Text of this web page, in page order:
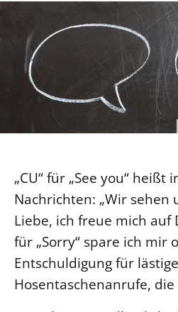
„CU“ für „See you“
Nachrichten: „Wir sehen
Liebe, ich freue mich auf
für „Sorry“ spare ich mir
Entschuldigung für lästige
Hosentaschenanrufe,
Kirche und Finanzen
Personalausschuss
LANDESKIRCHENAMT
Willkommen
Kollegium
Rechnungsprüfungsamt
Fachstelle Sexualisierte
Beschwerdestellen
Kirchenämter
Gleichstellung
Datenschutz
Geschäftsstelle
Evangelische Kirche
Lutherische Kirche
Glaubensbekenntnis
Positionen
Religionen
Gegen Gewalt
KLIMASCHUTZ
Nachhaltigkeit
Erneuerbare Energien
Mobilität
Impressum
Datenschutz
Kontakt
Barrierefreiheit
Presse
Freie Stellen